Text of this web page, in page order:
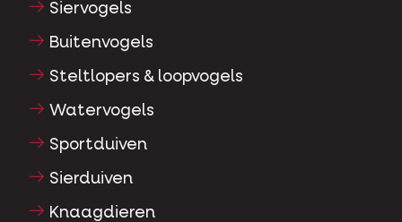
Siervogels
Buitenvogels
Steltlopers & loopvogels
Watervogels
Sportduiven
Sierduiven
Knaagdieren